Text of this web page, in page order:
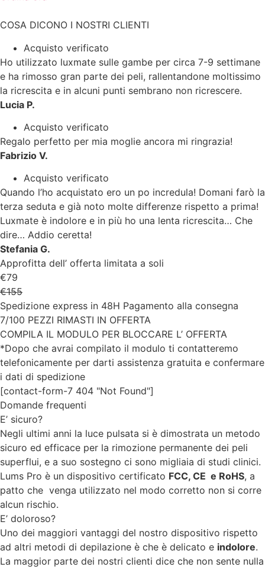
COSA DICONO I NOSTRI CLIENTI
Acquisto verificato
Ho utilizzato luxmate sulle gambe per circa 7-9 settimane
e ha rimosso gran parte dei peli, rallentandone moltissimo
la ricrescita e in alcuni punti sembrano non ricrescere.
Lucia P.
Acquisto verificato
Regalo perfetto per mia moglie ancora mi ringrazia!
Fabrizio V.
Acquisto verificato
Quando l’ho acquistato ero un po incredula! Domani farò la
terza seduta e già noto molte differenze rispetto a prima!
Luxmate è indolore e in più ho una lenta ricrescita… Che
dire… Addio ceretta!
Stefania G.
Approfitta dell’ offerta limitata a soli
€79
€155
Spedizione express in 48H Pagamento alla consegna
7/100 PEZZI RIMASTI IN OFFERTA
COMPILA IL MODULO PER BLOCCARE L’ OFFERTA
*Dopo che avrai compilato il modulo ti contatteremo
telefonicamente per darti assistenza gratuita e confermare
i dati di spedizione
[contact-form-7 404 "Not Found"]
Domande frequenti
E’ sicuro?
Negli ultimi anni la luce pulsata si è dimostrata un metodo
sicuro ed efficace per la rimozione permanente dei peli
superflui, e a suo sostegno ci sono migliaia di studi clinici.
Lums Pro è un dispositivo certificato FCC, CE e RoHS, a
patto che venga utilizzato nel modo corretto non si corre
alcun rischio.
E’ doloroso?
Uno dei maggiori vantaggi del nostro dispositivo rispetto
ad altri metodi di depilazione è che è delicato e indolore.
La maggior parte dei nostri clienti dice che non sente nulla